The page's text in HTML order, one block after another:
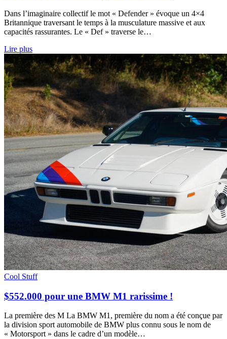
Dans l’imaginaire collectif le mot « Defender » évoque un 4×4
Britannique traversant le temps à la musculature massive et aux
capacités rassurantes. Le « Def » traverse le…
Lire plus
Cool Stuff
$552.000 pour une BMW M1 rarissime !
La première des M La BMW M1, première du nom a été conçue par
la division sport automobile de BMW plus connu sous le nom de
« Motorsport » dans le cadre d’un modèle…